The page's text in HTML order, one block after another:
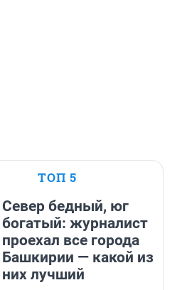
ТОП 5
Север бедный, юг
богатый: журналист
проехал все города
Башкирии — какой из
них лучший